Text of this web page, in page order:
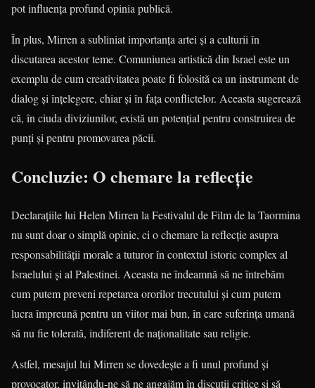
pot influența profund opinia publică.
În plus, Mirren a subliniat importanța artei și a culturii în
discutarea acestor teme. Comuniunea artistică din Israel este un
exemplu de cum creativitatea poate fi folosită ca un instrument de
dialog și înțelegere, chiar și în fața conflictelor. Aceasta sugerează
că, în ciuda diviziunilor, există un potențial pentru construirea de
punți și pentru promovarea păcii.
Concluzie: O chemare la reflecție
Declarațiile lui Helen Mirren la Festivalul de Film de la Taormina
nu sunt doar o simplă opinie, ci o chemare la reflecție asupra
responsabilității morale a tuturor în contextul istoric complex al
Israelului și al Palestinei. Aceasta ne îndeamnă să ne întrebăm
cum putem preveni repetarea ororilor trecutului și cum putem
lucra împreună pentru un viitor mai bun, în care suferința umană
să nu fie tolerată, indiferent de naționalitate sau religie.
Astfel, mesajul lui Mirren se dovedește a fi unul profund și
provocator, invitându-ne să ne angajăm în discuții critice și să